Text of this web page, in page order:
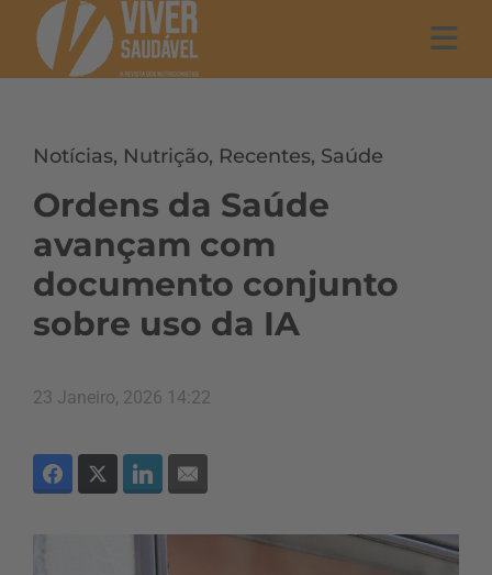
Notícias, Nutrição, Recentes, Saúde
Ordens da Saúde
avançam com
documento conjunto
sobre uso da IA
23 Janeiro, 2026 14:22